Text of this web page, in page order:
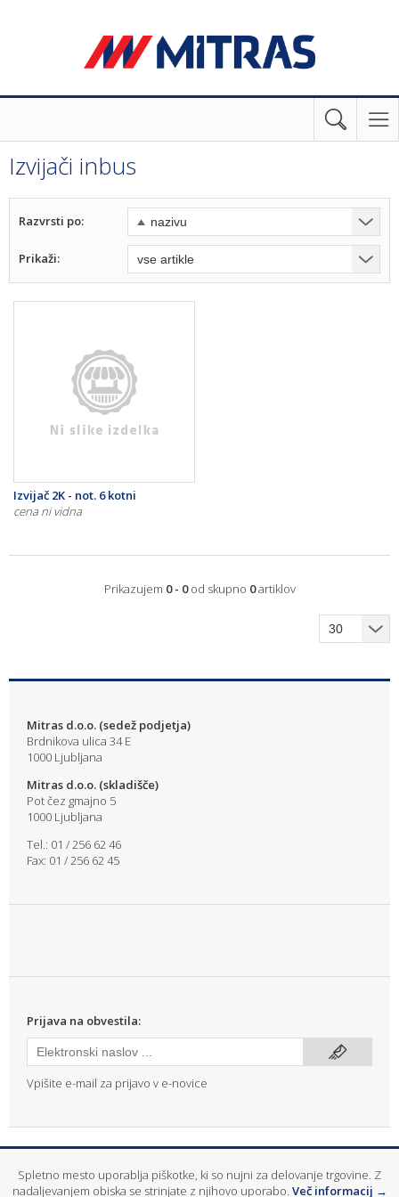
Izvijači inbus
Razvrsti po:
Prikaži:
Izvijač 2K - not. 6 kotni
cena ni vidna
Prikazujem 0 - 0od skupno 0artiklov
Mitras d.o.o. (sedež podjetja)
Brdnikova ulica 34 E
1000 Ljubljana
Mitras d.o.o. (skladišče)
Pot čez gmajno 5
1000 Ljubljana
Tel.: 01 / 256 62 46
Fax: 01 / 256 62 45
Prijava na obvestila:
Vpišite e-mail za prijavo v e-novice
info@mitras.si | T: (01) 256 62 46
© 2026Mitras d.o.o.- Gradbeni, elektro in drobni material ter servisna
Spletno mesto uporablja piškotke, ki so nujni za delovanje trgovine. Z
nadaljevanjem obiska se strinjate z njihovo uporabo. Več informacij →